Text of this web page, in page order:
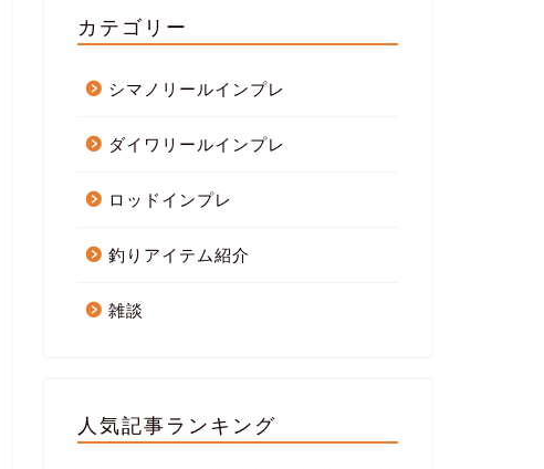
カテゴリー
シマノリールインプレ
ダイワリールインプレ
ロッドインプレ
釣りアイテム紹介
雑談
人気記事ランキング